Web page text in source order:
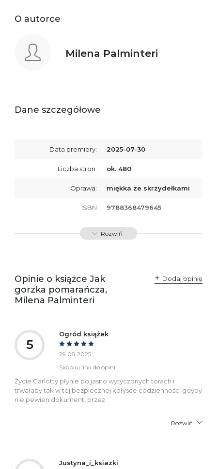
O autorce
Milena Palminteri
Dane szczegółowe
Data premiery: 2025-07-30
Liczba stron: ok. 480
Oprawa: miękka ze skrzydełkami
ISBN 9788368479645
SKU: K800963
kontakt@wydajenamsie.pl
+48 61 623 38 38
Rozwiń
Opinie o książce Jak
gorzka pomarańcza,
Milena Palminteri
Dodaj opinię
5
Ogród książek
29.08.2025
Skopiuj link do opinii
Życie Carlotty płynie po jasno wytyczonych torach i
trwałaby tak w tej bezpiecznej kołysce codzienności gdyby
nie pewien dokument, przez
Rozwiń
Justyna_i_ksiazki